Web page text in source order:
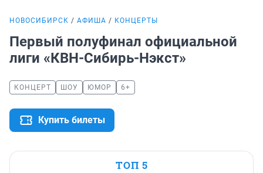
НОВОСИБИРСК АФИША КОНЦЕРТЫ
Первый полуфинал официальной
лиги «КВН-Сибирь-Нэкст»
КОНЦЕРТ ШОУ ЮМОР 6+
Купить билеты
ТОП 5